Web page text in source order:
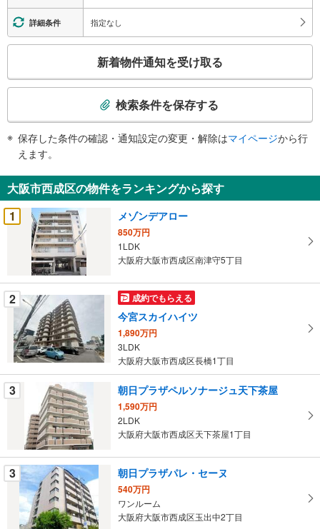
詳細条件 指定なし
検
知
を
受
け
条
件
マ
イ
ペ
ー
ジ
す
る
新着物件通知を受け取る
検索条件を保存する
保存した条件の確認・通知設定の変更・解除はマイページから行
えます。
大阪市西成区の物件をランキングから探す
1
メゾンデアロー
850万円
1LDK
大阪府大阪市西成区南津守5丁目
2 成約でもらえる
今宮スカイハイツ
1,890万円
3LDK
大阪府大阪市西成区長橋1丁目
3 朝日プラザペルソナージュ天下茶屋
1,590万円
2LDK
大阪府大阪市西成区天下茶屋1丁目
3 朝日プラザパレ・セーヌ
540万円
ワンルーム
大阪府大阪市西成区玉出中2丁目